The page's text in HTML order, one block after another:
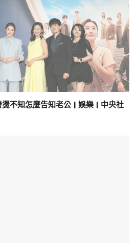
不知怎麼告知老公 | 娛樂 | 中央社